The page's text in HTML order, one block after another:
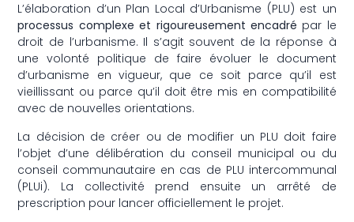
L’élaboration d’un Plan Local d’Urbanisme (PLU) est un
processus complexe et rigoureusement encadré par le
droit de l’urbanisme. Il s’agit souvent de la réponse à
une volonté politique de faire évoluer le document
d’urbanisme en vigueur, que ce soit parce qu’il est
vieillissant ou parce qu’il doit être mis en compatibilité
avec de nouvelles orientations.
La décision de créer ou de modifier un PLU doit faire
l’objet d’une délibération du conseil municipal ou du
conseil communautaire en cas de PLU intercommunal
(PLUi). La collectivité prend ensuite un arrêté de
prescription pour lancer officiellement le projet.